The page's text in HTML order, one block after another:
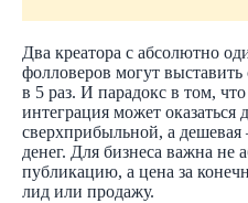
Два креатора с абсолютно
фолловеров могут
в 5 раз. И парадокс в том, что
интеграция может оказаться
сверхприбыльной, а
денег. Для бизнеса важна не
публикацию, а цена за
лид или продажу.